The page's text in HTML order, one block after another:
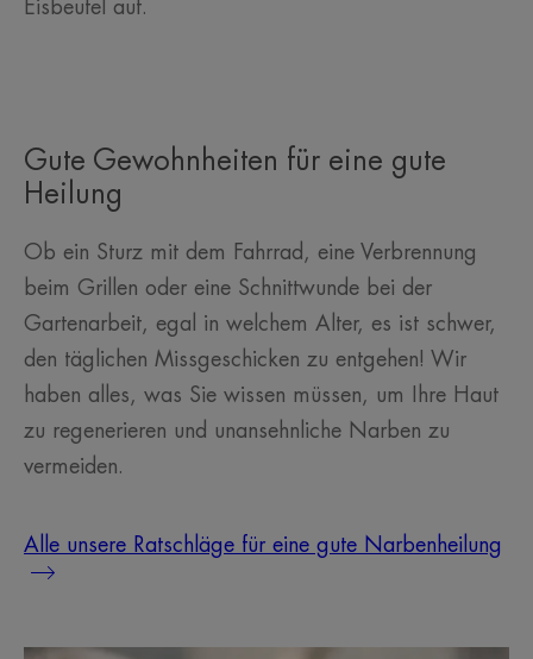
Eisbeutel auf.
Gute Gewohnheiten für eine gute
Heilung
Ob ein Sturz mit dem Fahrrad, eine Verbrennung
beim Grillen oder eine Schnittwunde bei der
Gartenarbeit, egal in welchem Alter, es ist schwer,
den täglichen Missgeschicken zu entgehen! Wir
haben alles, was Sie wissen müssen, um Ihre Haut
zu regenerieren und unansehnliche Narben zu
vermeiden.
Alle unsere Ratschläge für eine gute Narbenheilung